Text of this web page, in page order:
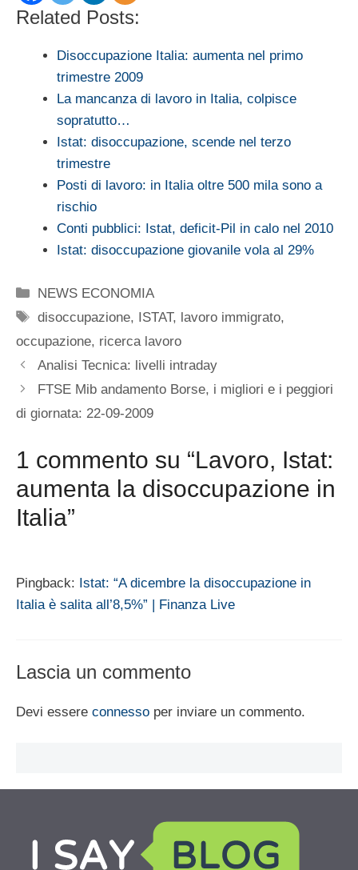
Related Posts:
Disoccupazione Italia: aumenta nel primo
trimestre 2009
La mancanza di lavoro in Italia, colpisce
sopratutto…
Istat: disoccupazione, scende nel terzo
trimestre
Posti di lavoro: in Italia oltre 500 mila sono a
rischio
Conti pubblici: Istat, deficit-Pil in calo nel 2010
Istat: disoccupazione giovanile vola al 29%
Categorie
NEWS ECONOMIA
Tag
disoccupazione, ISTAT, lavoro immigrato,
occupazione, ricerca lavoro
Analisi Tecnica: livelli intraday
FTSE Mib andamento Borse, i migliori e i peggiori
di giornata: 22-09-2009
1 commento su “Lavoro, Istat:
aumenta la disoccupazione in
Italia”
Pingback: Istat: “A dicembre la disoccupazione in
Italia è salita all’8,5%” | Finanza Live
Lascia un commento
Devi essere connesso per inviare un commento.